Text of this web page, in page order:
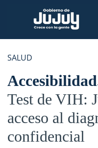
SALUD
Accesibilidad
Test de VIH:
acceso al
confidencial